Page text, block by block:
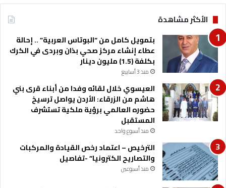
ل
ي
م
ا
ل
م
ز
ا
ر
ا
ل
م
ا
ل
ي
ل
م
ن
ي
و
ا
ل
ت
ق
ي
B
T
E
C
الأكثر مشاهدة
بتمويل كامل من “البوتاس العربية” .. إحالة
عطاء إنشاء مركز صحي بذان وبردى في الكرك
بكلفة (1.5) مليون دينار
منذ 3 أسابيع
العيسوي خلال لقائه وفدا من أبناء قرى بني
هاشم من الزرقاء: الأردن يواصل ترسيخ
حضوره العالمي برؤية ملكية تستشرف
المستقبل
منذ أسبوع واحد
الترخيص – اعتماد رخص القيادة والمركبات
والتصاريح الكترونيا” -تفاصيل
منذ أسبوعين